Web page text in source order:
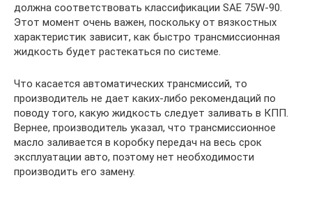
должна соответствовать классификации SAE 75W-90.
Этот момент очень важен, поскольку от вязкостных
характеристик зависит, как быстро трансмиссионная
жидкость будет растекаться по системе.
Что касается автоматических трансмиссий, то
производитель не дает каких-либо рекомендаций по
поводу того, какую жидкость следует заливать в КПП.
Вернее, производитель указал, что трансмиссионное
масло заливается в коробку передач на весь срок
эксплуатации авто, поэтому нет необходимости
производить его замену.